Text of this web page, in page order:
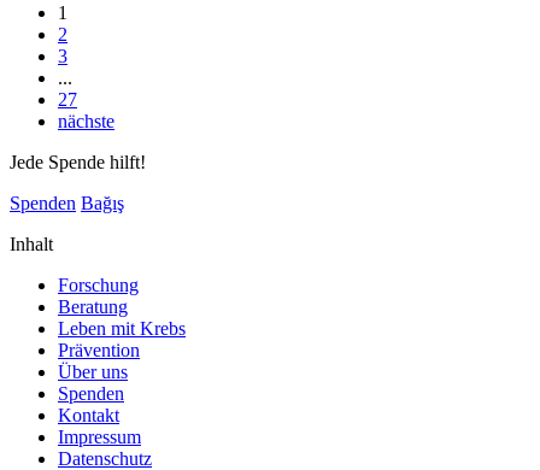
1
2
3
...
27
nächste
Jede Spende hilft!
Spenden Bağış
Inhalt
Forschung
Beratung
Leben mit Krebs
Prävention
Über uns
Spenden
Kontakt
Impressum
Datenschutz